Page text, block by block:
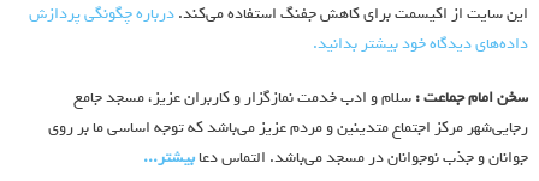
این سایت از اکیسمت برای کاهش جفنگ استفاده می‌کند.درباره چگونگی پردازش
داده‌های دیدگاه خود بیشتر بدانید.
سخن امام جماعت :سلام و ادب خدمت نمازگزار و کاربران عزیز، مسجد جامع
رجایی‌شهر مرکز اجتماع متدینین و مردم عزیز می‌باشد که توجه اساسی ما بر روی
جوانان و جذب نوجوانان در مسجد می‌باشد. التماس دعابیشتر‫...‬